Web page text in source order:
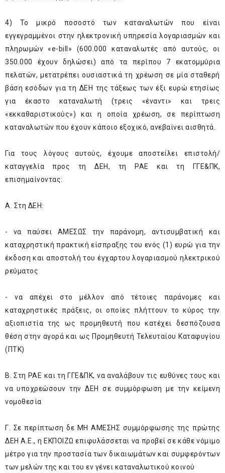
4) Το μικρό ποσοστό των καταναλωτών που είναι
εγγεγραμμένοι στην ηλεκτρονική υπηρεσία λογαριασμών και
πληρωμών «e-bill» (600.000 καταναλωτές από αυτούς, οι
350.000 έχουν δηλώσει) από τα περίπου 7 εκατομμύρια
πελατών, μετατρέπει ουσιαστικά τη χρέωση σε μία σταθερή
βάση εσόδων για τη ΔΕΗ της τάξεως των έξι ευρώ ετησίως
για έκαστο καταναλωτή (τρεις «έναντι» και τρεις
«εκκαθαριστικούς») και η οποία χρέωση, σε περίπτωση
καταναλωτών που έχουν κάποιο εξοχικό, ανεβαίνει αισθητά.
Για τους λόγους αυτούς, έχουμε αποστείλει επιστολή/
καταγγελία προς τη ΔΕΗ, τη ΡΑΕ και τη ΓΓΕ&ΠΚ,
επισημαίνοντας:
Α. Στη ΔΕΗ:
- να παύσει ΑΜΕΣΩΣ την παράνομη, αντισυμβατική και
καταχρηστική πρακτική είσπραξης του ενός (1) ευρώ για την
έκδοση και αποστολή του έγχαρτου λογαριασμού ηλεκτρικού
ρεύματος
- να απέχει στο μέλλον από τέτοιες παράνομες και
καταχρηστικές πράξεις, οι οποίες πλήττουν το κύρος την
αξιοπιστία της ως προμηθευτή που κατέχει δεσπόζουσα
θέση στην αγορά και ως Προμηθευτή Τελευταίου Καταφυγίου
(ΠΤΚ)
Β. Στη ΡΑΕ και τη ΓΓΕ&ΠΚ, να αναλάβουν τις ευθύνες τους και
να υποχρεώσουν την ΔΕΗ σε συμμόρφωση με την κείμενη
νομοθεσία
Γ. Σε περίπτωση δε ΜΗ ΑΜΕΣΗΣ συμμόρφωσης της πρώτης
ΔΕΗ Α.Ε., η ΕΚΠΟΙΖΩ επιφυλάσσεται να προβεί σε κάθε νόμιμο
μέτρο για την προστασία των δικαιωμάτων και συμφερόντων
των μελών της και του εν γένει καταναλωτικού κοινού